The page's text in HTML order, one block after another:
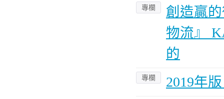
專欄
創造贏
物流』
的
專欄 2019年